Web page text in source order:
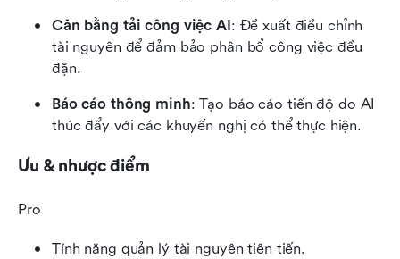
Cân bằng tải công việc AI : Đề xuất điều chỉnh
tài nguyên để đảm bảo phân bổ công việc đều
đặn.
Báo cáo thông minh: Tạo báo cáo tiến độ do AI
thúc đẩy với các khuyến nghị có thể thực hiện.
Ưu & nhược điểm
Pro
Tính năng quản lý tài nguyên tiên tiến.